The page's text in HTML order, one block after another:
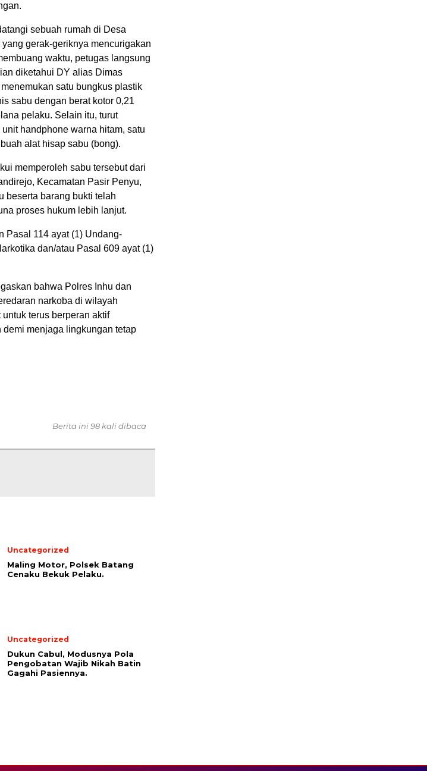
sebuah rumah di Desa
gerak-geriknya mencurigakan
waktu, petugas langsung
diketahui DY alias Dimas
satu bungkus plastik
sabu dengan berat kotor 0,21
pelaku. Selain itu, turut
handphone warna hitam, satu
alat hisap sabu (bong).
memperoleh sabu tersebut dari
Kecamatan Pasir Penyu,
beserta barang bukti telah
proses hukum lebih lanjut.
Pasal 114 ayat (1) Undang-
dan/atau Pasal 609 ayat (1)
bahwa Polres Inhu dan
narkoba di wilayah
terus berperan aktif
menjaga lingkungan tetap
Berita ini 98 kali dibaca
Uncategorized
Maling Motor, Polsek Batang
Cenaku Bekuk Pelaku.
Uncategorized
Dukun Cabul, Modusnya Pola
Pengobatan Wajib Nikah Batin
Gagahi Pasiennya.